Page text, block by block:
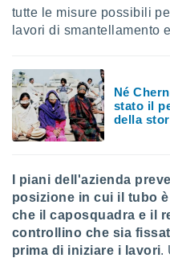
tutte le misure possibili
lavori di smantellamento
Né
stato il
della
I piani dell'azienda
posizione in cui il tubo
che il caposquadra e il
controllino che sia
prima di iniziare i lavori.